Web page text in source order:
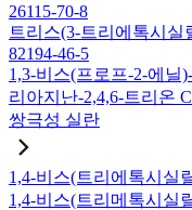
26115-70-8
트리스(3-트리에톡시
82194-46-5
1,3-비스(프로프-2-에닐
리아지난-2,4,6-트리온
쌍극성 실란
1,4-비스(트리에톡시실
1,4-비스(트리메톡시실